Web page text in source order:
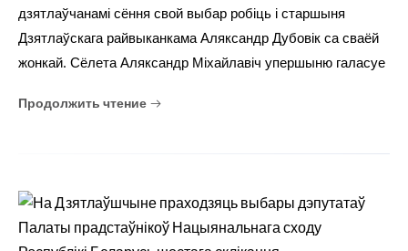
дзятлаўчанамі сёння свой выбар робіць і старшыня
Дзятлаўскага райвыканкама Аляксандр Дубовік са сваёй
жонкай. Сёлета Аляксандр Міхайлавіч упершыню галасуе
Продолжить чтение